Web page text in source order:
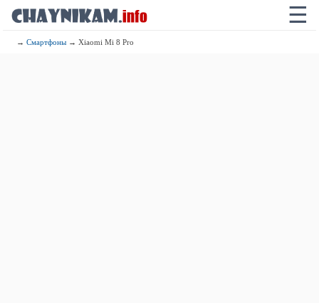
☰
→Смартфоны → Xiaomi Mi 8 Pro